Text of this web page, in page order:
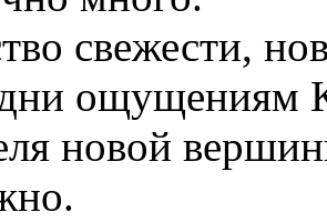
свежести,
ощущениям
новой